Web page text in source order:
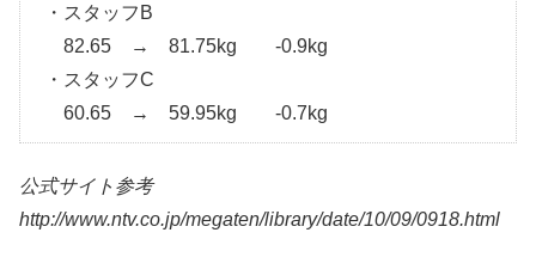
・スタッフB
82.65 → 81.75kg -0.9kg
・スタッフC
60.65 → 59.95kg -0.7kg
公式サイト参考
http://www.ntv.co.jp/megaten/library/date/10/09/0918.html